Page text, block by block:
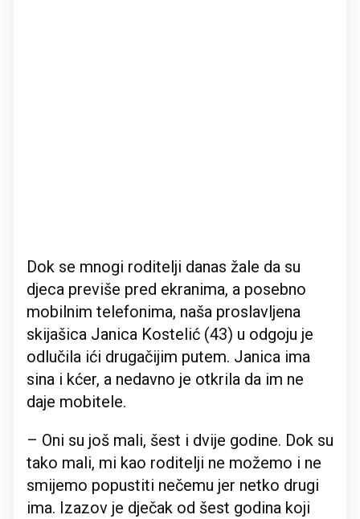
Dok se mnogi roditelji danas žale da su
djeca previše pred ekranima, a posebno
mobilnim telefonima, naša proslavljena
skijašica Janica Kostelić (43) u odgoju je
odlučila ići drugačijim putem. Janica ima
sina i kćer, a nedavno je otkrila da im ne
daje mobitele.
– Oni su još mali, šest i dvije godine. Dok su
tako mali, mi kao roditelji ne možemo i ne
smijemo popustiti nečemu jer netko drugi
ima. Izazov je dječak od šest godina koji